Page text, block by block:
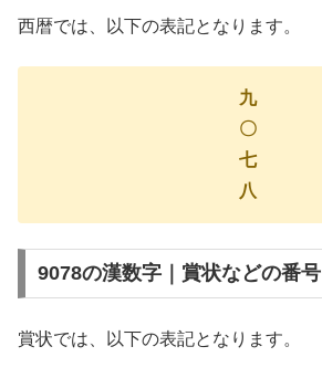
西暦では、以下の表記となります。
九
〇
七
八
9078の漢数字｜賞状などの番号
賞状では、以下の表記となります。